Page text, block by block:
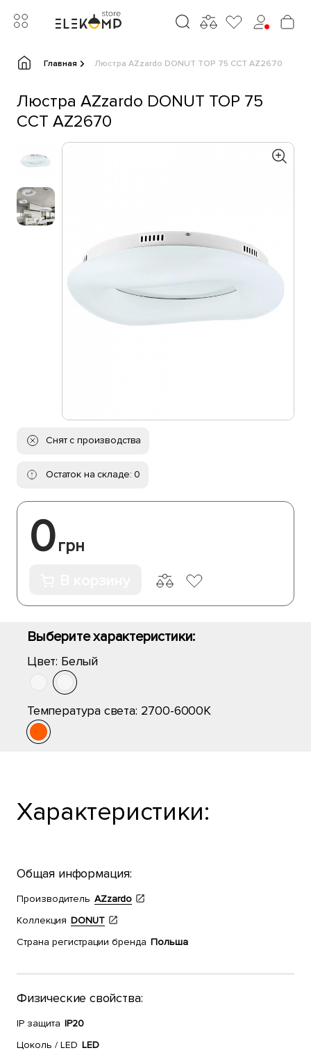
Главная Люстра AZzardo DONUT TOP 75 CCT AZ2670
Люстра AZzardo DONUT TOP 75
CCT AZ2670
Снят с производства
Остаток на складе: 0
0грн
Выберите характеристики:
Цвет: Белый
Температура света: 2700-6000K
Характеристики:
Общая информация:
Производитель AZzardo
Коллекция DONUT
Страна регистрации бренда Польша
Физические свойства:
IP защита IP20
Цоколь / LED LED